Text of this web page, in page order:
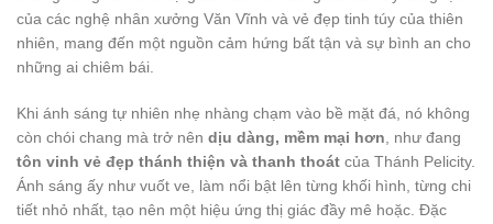
của các nghệ nhân xưởng Văn Vĩnh và vẻ đẹp tinh túy của thiên
nhiên, mang đến một nguồn cảm hứng bất tận và sự bình an cho
những ai chiêm bái.
Khi ánh sáng tự nhiên nhẹ nhàng chạm vào bề mặt đá, nó không
còn chói chang mà trở nên dịu dàng, mềm mại hơn , như đang
tôn vinh vẻ đẹp thánh thiện và thanh thoát của Thánh Pelicity.
Ánh sáng ấy như vuốt ve, làm nổi bật lên từng khối hình, từng chi
tiết nhỏ nhất, tạo nên một hiệu ứng thị giác đầy mê hoặc. Đặc